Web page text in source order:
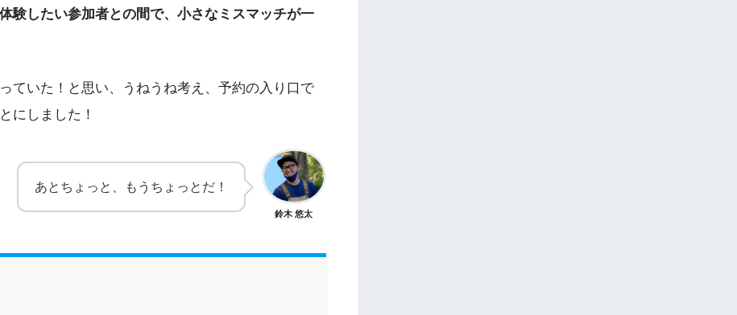
験したい参加者との間で、小さなミスマッチが一
ていた！と思い、うねうね考え、予約の入り口で
にしました！
鈴木 悠太
あとちょっと、もうちょっとだ！